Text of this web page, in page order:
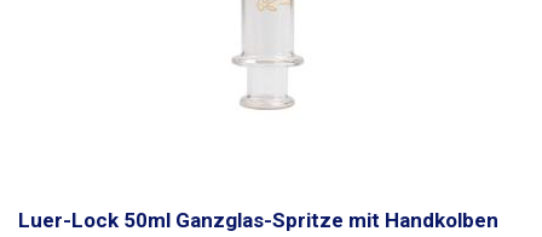
Luer-Lock 50ml Ganzglas-Spritze mit Handkolben